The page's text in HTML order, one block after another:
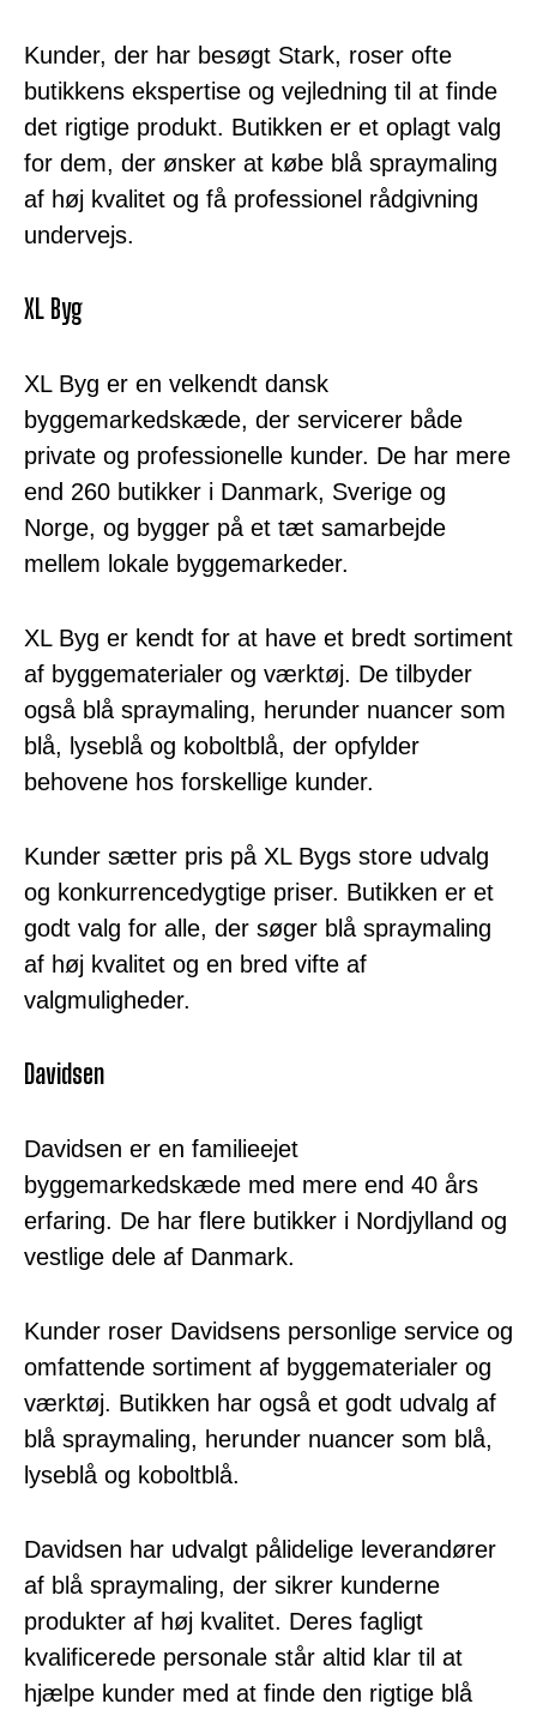
Kunder, der har besøgt Stark, roser ofte
butikkens ekspertise og vejledning til at finde
det rigtige produkt. Butikken er et oplagt valg
for dem, der ønsker at købe blå spraymaling
af høj kvalitet og få professionel rådgivning
undervejs.
XL Byg
XL Byg er en velkendt dansk
byggemarkedskæde, der servicerer både
private og professionelle kunder. De har mere
end 260 butikker i Danmark, Sverige og
Norge, og bygger på et tæt samarbejde
mellem lokale byggemarkeder.
XL Byg er kendt for at have et bredt sortiment
af byggematerialer og værktøj. De tilbyder
også blå spraymaling, herunder nuancer som
blå, lyseblå og koboltblå, der opfylder
behovene hos forskellige kunder.
Kunder sætter pris på XL Bygs store udvalg
og konkurrencedygtige priser. Butikken er et
godt valg for alle, der søger blå spraymaling
af høj kvalitet og en bred vifte af
valgmuligheder.
Davidsen
Davidsen er en familieejet
byggemarkedskæde med mere end 40 års
erfaring. De har flere butikker i Nordjylland og
vestlige dele af Danmark.
Kunder roser Davidsens personlige service og
omfattende sortiment af byggematerialer og
værktøj. Butikken har også et godt udvalg af
blå spraymaling, herunder nuancer som blå,
lyseblå og koboltblå.
Davidsen har udvalgt pålidelige leverandører
af blå spraymaling, der sikrer kunderne
produkter af høj kvalitet. Deres fagligt
kvalificerede personale står altid klar til at
hjælpe kunder med at finde den rigtige blå